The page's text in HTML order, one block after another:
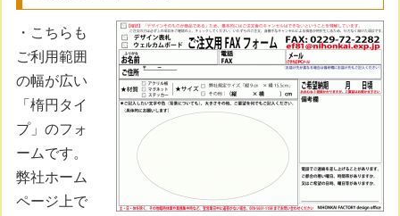
・こちらも
ご利用範囲
の幅が広い
「楕円タイ
プ」のフォ
ームです。
弊社ホーム
ページ上で